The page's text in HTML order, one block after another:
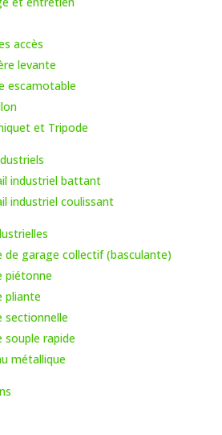
accès
levante
escamotable
et Tripode
industriel battant
industriel coulissant
de garage collectif (basculante)
piétonne
pliante
sectionnelle
souple rapide
métallique